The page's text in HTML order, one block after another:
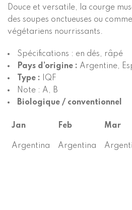
Douce et versatile, la courge
des soupes onctueuses ou
végétariens nourrissants.
Spécifications : en dés, râpé
Pays d’origine : Argentine,
Type :
IQF
Note : A, B
Biologique / conventionnel
Jan Feb Mar
Argentina Argentina